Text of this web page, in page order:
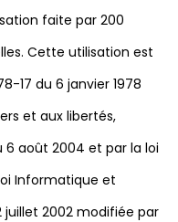
faite par 200
Cette utilisation est
17 du 6 janvier 1978
et aux libertés,
6 août 2004 et par la loi
Informatique et
juillet 2002 modifiée par